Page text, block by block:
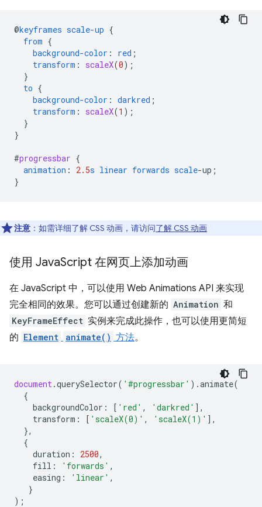
@keyframes scale-up {
from {
background-color : red ;
transform : scaleX(0);
}
to {
background-color : darkred ;
transform : scaleX(1 );
}
}
#progressbar {
animation : 2.5s linear forwards scale-up ;
}
注意 ：如需详细了解 CSS 动画，请访问了解 CSS 动画
使用 JavaScript 在网页上添加动画
在 JavaScript 中，可以使用 Web Animations API 来实现
完全相同的效果。您可以通过创建新的 Animation 和
KeyFrameEffect 实例来完成此操作，也可以使用更简短
的 Element animate() 方法。
document.querySelector( '#progressbar' ).animate(
{
backgroundColor : [ 'red' , 'darkred' ],
transform : [ 'scaleX(0)' , 'scaleX(1)' ],
},
{
duration : 2500,
fill : 'forwards' ,
easing : 'linear' ,
}
);